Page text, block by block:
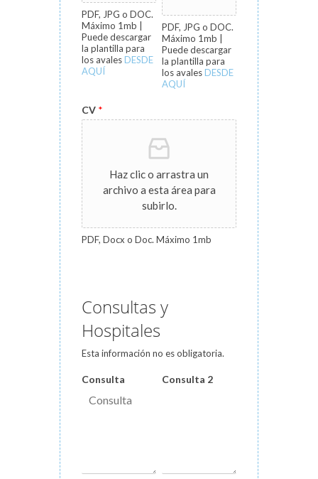
PDF, JPG o DOC.
Máximo 1mb |
Puede descargar
la plantilla para
los avalesDESDE
AQUÍ
PDF, JPG o DOC.
Máximo 1mb |
Puede descargar
la plantilla para
los avalesDESDE
AQUÍ
CV *
Haz clic o arrastra un
archivo a esta área para
subirlo.
PDF, Docx o Doc. Máximo 1mb
Consultas y
Hospitales
Esta información no es obligatoria.
Consulta Consulta 2